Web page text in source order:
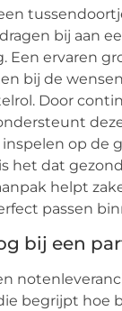
bij aan
Een ervaren
bij de
Door
op de
het dat
helpt
passen
bij een
begrijpt hoe